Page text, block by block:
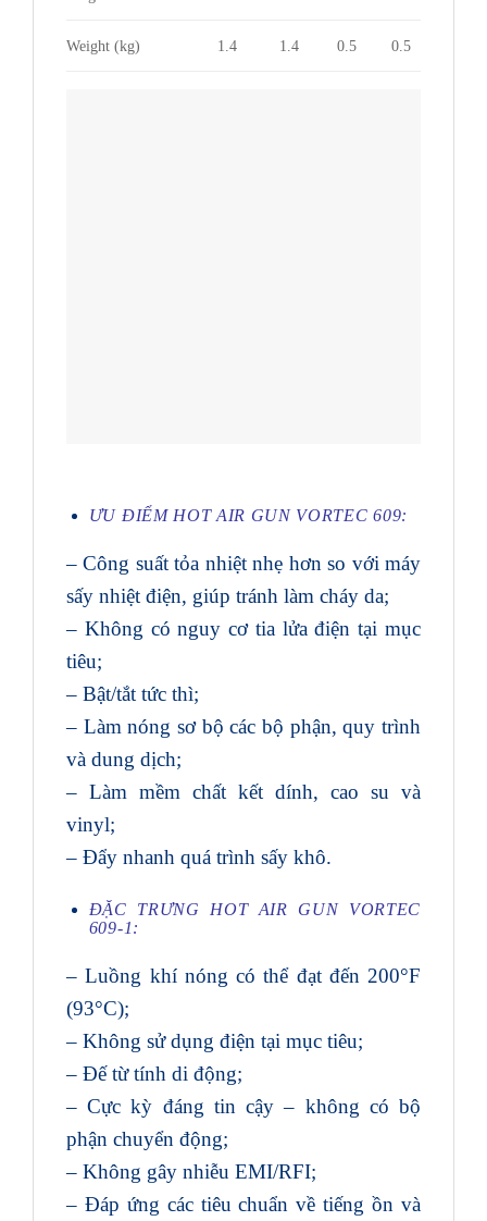
Weight (kg) 1.4 1.4 0.5 0.5
ƯU ĐIỂM HOT AIR GUN VORTEC 609:
– Công suất tỏa nhiệt nhẹ hơn so với máy
sấy nhiệt điện, giúp tránh làm cháy da;
– Không có nguy cơ tia lửa điện tại mục
tiêu;
– Bật/tắt tức thì;
– Làm nóng sơ bộ các bộ phận, quy trình
và dung dịch;
– Làm mềm chất kết dính, cao su và
vinyl;
– Đẩy nhanh quá trình sấy khô.
ĐẶC TRƯNG HOT AIR GUN VORTEC
609-1:
– Luồng khí nóng có thể đạt đến 200°F
(93°C);
– Không sử dụng điện tại mục tiêu;
– Đế từ tính di động;
– Cực kỳ đáng tin cậy – không có bộ
phận chuyển động;
– Không gây nhiễu EMI/RFI;
– Đáp ứng các tiêu chuẩn về tiếng ồn và